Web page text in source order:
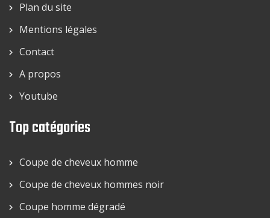
Plan du site
Mentions légales
Contact
A propos
Youtube
Top catégories
Coupe de cheveux homme
Coupe de cheveux hommes noir
Coupe homme dégradé